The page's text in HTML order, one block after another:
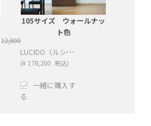
12,800
105サイズ ウォールナッ
ト色
LUCIDO（ルシード）120/105オープンダイニングボード ウォールナット色
(¥ 178,200 税込)
一緒に購入す
る